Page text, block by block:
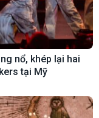
nổ, khép lại hai
tại Mỹ